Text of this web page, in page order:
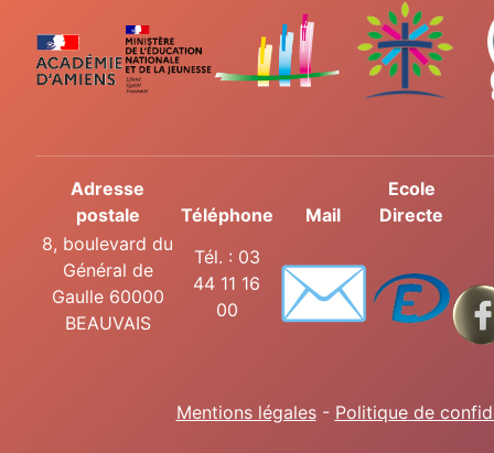
Adresse
postale
Téléphone Mail
Ecole
Directe
8, boulevard du
Général de
Gaulle 60000
BEAUVAIS
Tél. : 03
44 11 16
00
✉️
Mentions légales- Politique de